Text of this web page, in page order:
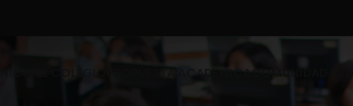
PROPUESTA ACADEMICACOMUNIDAD RSD